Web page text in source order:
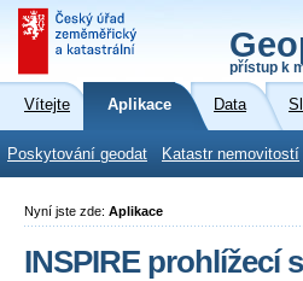
přístup k
Vítejte Aplikace Data
Poskytování geodat Katastr nemovitostí
Nyní jste zde: Aplikace
INSPIRE prohlížecí